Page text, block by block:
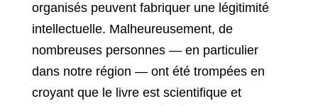
organisés peuvent fabriquer une légitimité
intellectuelle. Malheureusement, de
nombreuses personnes — en particulier
dans notre région — ont été trompées en
croyant que le livre est scientifique et